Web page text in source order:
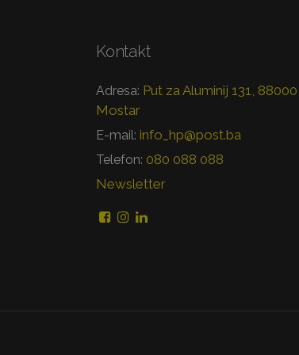
Kontakt
Adresa: Put za Aluminij 131, 88000
Mostar
E-mail: info_hp@post.ba
Telefon: 080 088 088
Newsletter